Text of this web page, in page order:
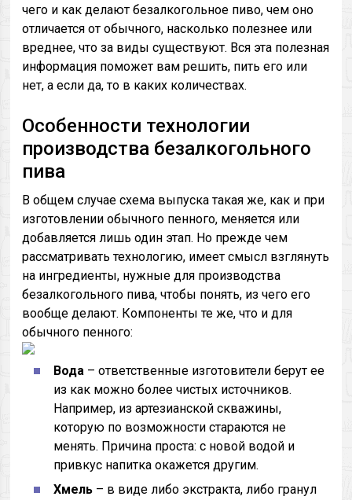
чего и как делают безалкогольное пиво, чем оно
отличается от обычного, насколько полезнее или
вреднее, что за виды существуют. Вся эта полезная
информация поможет вам решить, пить его или
нет, а если да, то в каких количествах.
Особенности технологии
производства безалкогольного
пива
В общем случае схема выпуска такая же, как и при
изготовлении обычного пенного, меняется или
добавляется лишь один этап. Но прежде чем
рассматривать технологию, имеет смысл взглянуть
на ингредиенты, нужные для производства
безалкогольного пива, чтобы понять, из чего его
вообще делают. Компоненты те же, что и для
обычного пенного:
Вода – ответственные изготовители берут ее
из как можно более чистых источников.
Например, из артезианской скважины,
которую по возможности стараются не
менять. Причина проста: с новой водой и
привкус напитка окажется другим.
Хмель – в виде либо экстракта, либо гранул